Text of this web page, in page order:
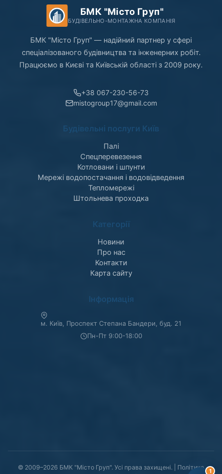
БМК "Місто Груп"
БУДІВЕЛЬНО-МОНТАЖНА КОМПАНІЯ
БМК "Місто Груп" — надійний партнер у сфері
спеціалізованого будівництва та інженерних робіт.
Працюємо в Києві та Київській області з 2009 року.
+38 067-230-56-73
mistogroup17@gmail.com
Будівельні послуги Київ
Палі
Спецперевезення
Котловани і шпунти
Мережі водопостачання і водовідведення
Тепломережі
Штольнева проходка
Категорії
Новини
Про нас
Контакти
Карта сайту
Інформація
м. Київ, Проспект Степана Бандери, буд. 21
Пн-Пт 9:00-18:00
© 2009–2026 БМК "Місто Груп". Усі права захищені. | Політика
1